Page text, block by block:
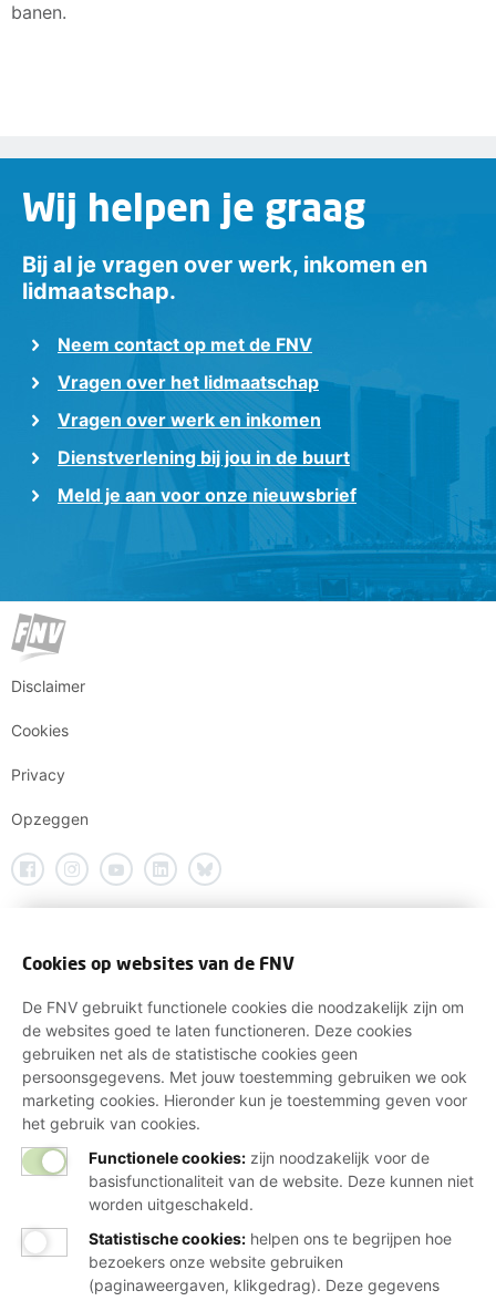
banen.
Wij helpen je graag
Bij al je vragen over werk, inkomen en
lidmaatschap.
Neem contact op met de FNV
Vragen over het lidmaatschap
Vragen over werk en inkomen
Dienstverlening bij jou in de buurt
Meld je aan voor onze nieuwsbrief
Disclaimer
Cookies
Privacy
Opzeggen
Cookies op websites van de FNV
De FNV gebruikt functionele cookies die noodzakelijk zijn om
de websites goed te laten functioneren. Deze cookies
gebruiken net als de statistische cookies geen
persoonsgegevens. Met jouw toestemming gebruiken we ook
marketing cookies. Hieronder kun je toestemming geven voor
het gebruik van cookies.
Functionele cookies: zijn noodzakelijk voor de
basisfunctionaliteit van de website. Deze kunnen niet
worden uitgeschakeld.
Statistische cookies: helpen ons te begrijpen hoe
bezoekers onze website gebruiken
(paginaweergaven, klikgedrag). Deze gegevens